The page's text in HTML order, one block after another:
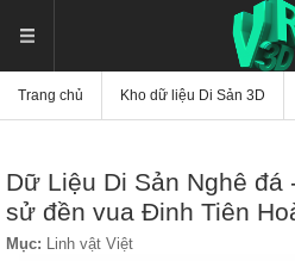
Trang chủ Kho dữ liệu Di Sản 3D
Dữ Liệu Di Sản Nghê đá
sử đền vua Đinh Tiên
Mục: Linh vật Việt